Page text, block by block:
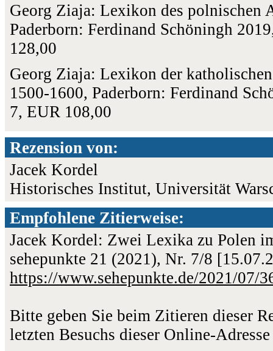
Georg Ziaja: Lexikon des polnischen
Paderborn: Ferdinand Schöningh
128,00
Georg Ziaja: Lexikon der
1500-1600, Paderborn: Ferdinand
7, EUR 108,00
Rezension von:
Jacek Kordel
Historisches Institut, Universität
Empfohlene Zitierweise:
Jacek Kordel: Zwei Lexika zu Polen
sehepunkte 21 (2021), Nr. 7/8
https://www.sehepunkte.de/2021/07/
Bitte geben Sie beim Zitieren dieser
letzten Besuchs dieser Online-Adresse